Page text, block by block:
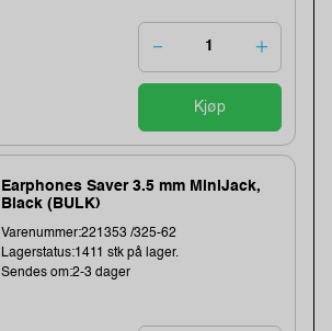
Kjøp
Earphones Saver 3.5 mm MiniJack,
Black (BULK)
Varenummer:221353 /325-62
Lagerstatus:1411 stk på lager.
Sendes om:2-3 dager